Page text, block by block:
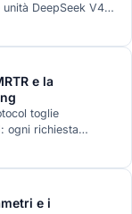
DeepSeek V4
di contesto. Gli
e 273 GB/s, e le
e la
toglie
ogni richiesta
balancer come un
di finestra.
e i